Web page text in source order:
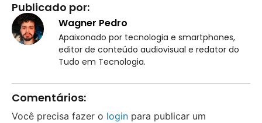
Publicado por:
Wagner Pedro
Apaixonado por tecnologia e smartphones,
editor de conteúdo audiovisual e redator do
Tudo em Tecnologia.
Comentários:
Você precisa fazer o login para publicar um